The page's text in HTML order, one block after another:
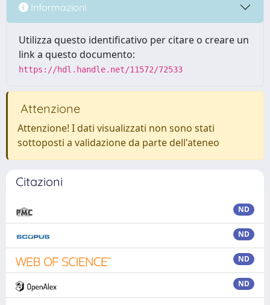
Informazioni
Utilizza questo identificativo per citare o creare un
link a questo documento:
https://hdl.handle.net/11572/72533
Attenzione
Attenzione! I dati visualizzati non sono stati
sottoposti a validazione da parte dell'ateneo
Citazioni
ND
ND
ND
ND